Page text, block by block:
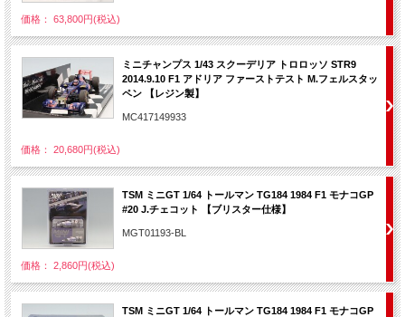
価格： 63,800円(税込)
ミニチャンプス 1/43 スクーデリア トロロッソ STR9
2014.9.10 F1 アドリア ファーストテスト M.フェルスタッ
ペン 【レジン製】
MC417149933
価格： 20,680円(税込)
TSM ミニGT 1/64 トールマン TG184 1984 F1 モナコGP
#20 J.チェコット 【ブリスター仕様】
MGT01193-BL
価格： 2,860円(税込)
TSM ミニGT 1/64 トールマン TG184 1984 F1 モナコGP